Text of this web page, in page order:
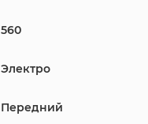
560
Электро
Передний